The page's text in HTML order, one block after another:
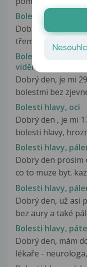
Bolesti hlavy,
Dobrý den, chtěla
třemi týdny mi
Bolesti hlavy,
vidění
Dobrý den, je mi
bolestmi bez
Bolesti hlavy, oci
Dobrý den , je mi
bolesti hlavy,
Bolesti hlavy,
Dobry den prosim
co to muze byt.
Bolesti hlavy,
Dobrý den, už asi
bez aury a také
Bolesti hlavy,
Dobrý den, mám
lékaře -